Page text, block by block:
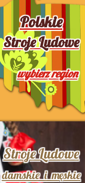
Polskie
Stroje Ludowe
wybierzregion
Stroje Ludowe
damskie i męskie